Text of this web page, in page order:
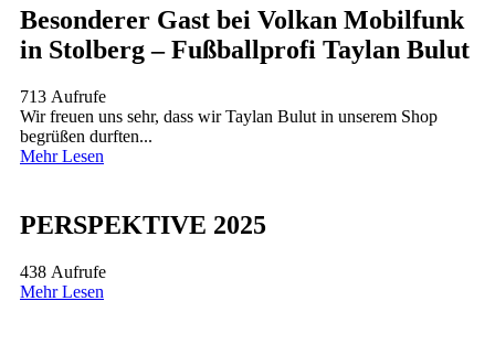
Besonderer Gast bei Volkan Mobilfunk
in Stolberg – Fußballprofi Taylan Bulut
713 Aufrufe
Wir freuen uns sehr, dass wir Taylan Bulut in unserem Shop
begrüßen durften...
Mehr Lesen
PERSPEKTIVE 2025
438 Aufrufe
Mehr Lesen